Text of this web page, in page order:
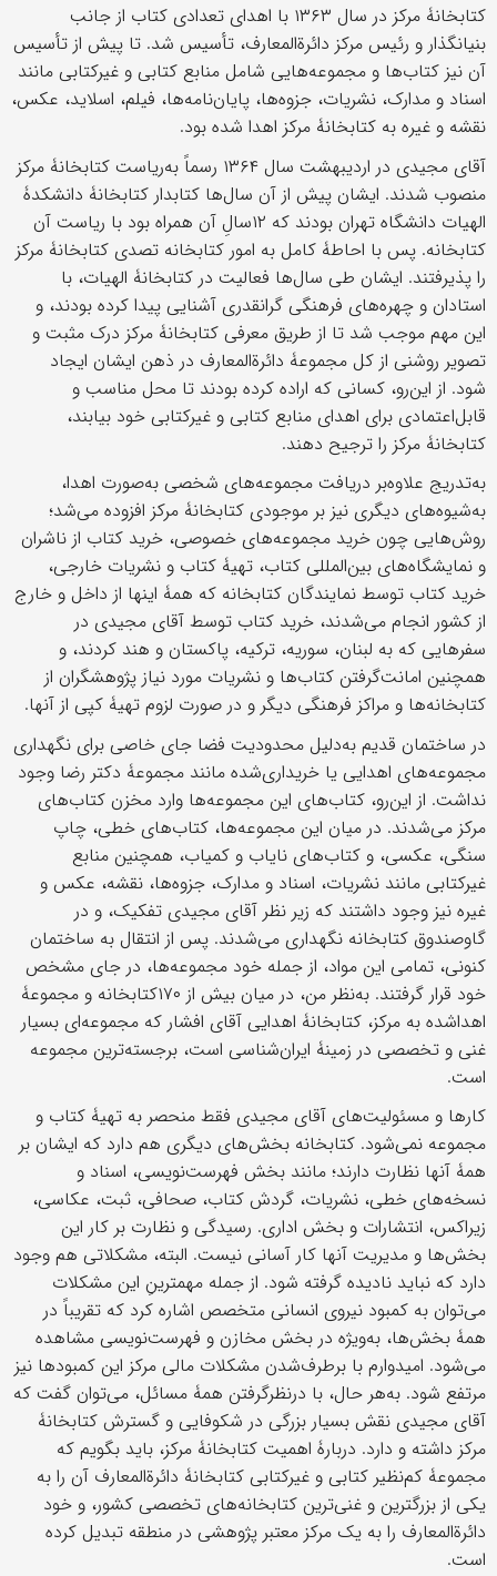
کتابخانۀ مرکز در سال ۱۳۶۳ با اهدای تعدادی کتاب از جانب
بنیانگذار و رئیس مرکز دائرةالمعارف، تأسیس شد. تا پیش از تأسیس
آن نیز کتاب‌ها و مجموعه‌هایی شامل منابع کتابی و غیرکتابی مانند
اسناد و مدارک، نشریات، جزوه‌ها، پایان‌نامه‌ها، فیلم، اسلاید، عکس،
نقشه و غیره به کتابخانۀ مرکز اهدا شده بود.
آقای مجیدی در اردیبهشت‌ سال ۱۳۶۴ رسماً به‌ریاست کتابخانۀ مرکز
منصوب شدند. ایشان پیش از آن سال‌ها کتابدار کتابخانۀ دانشکدۀ
الهیات دانشگاه تهران بودند که ۱۲سالِ آن همراه بود با ریاست آن
کتابخانه. پس با احاطۀ کامل به امور کتابخانه تصدی کتابخانۀ مرکز
را پذیرفتند. ایشان طی سال‌ها فعالیت در کتابخانۀ الهیات، با
استادان و چهره‌‎های فرهنگی گرا‌نقدری آشنایی پیدا کرده بودند، و
این مهم موجب شد تا از طریق معرفی کتابخانۀ مرکز درک مثبت و
تصویر روشنی از کل مجموعۀ دائرة‌المعارف در ذهن ایشان ایجاد
شود. از این‌رو، کسانی که اراده کرده بودند تا محل مناسب و
قابل‌اعتمادی برای اهدای منابع کتابی و غیرکتابی خود بیابند،
کتابخانۀ مرکز را ترجیح دهند.
به‌تدریج علاوه‌بر دریافت مجموعه‌های شخصی به‌صورت اهدا،
به‌شیوه‌های دیگری نیز بر موجودی کتابخانۀ مرکز افزوده می‌شد؛
روش‌هایی چون خرید مجموعه‌های خصوصی، خرید کتاب از ناشران
و نمایشگاه‌های بین‌المللی کتاب، تهیۀ کتاب و نشریات خارجی،
خرید کتاب توسط نمایندگان کتابخانه که همۀ اینها از داخل و خارج
از کشور انجام می‌شدند، خرید کتاب توسط آقای مجیدی در
سفرهایی که به لبنان، سوریه، ترکیه، پاکستان و هند کردند، و
همچنین امانت‌گرفتن کتاب‌ها و نشریات مورد نیاز پژوهشگران از
کتابخانه‌ها و مراکز فرهنگی دیگر و در صورت لزوم تهیۀ کپی از آنها.
در ساختمان قدیم به‌دلیل محدودیت فضا جای خاصی برای نگهداری
مجموعه‌های اهدایی یا خریداری‌شده مانند مجموعۀ دکتر رضا وجود
نداشت. از این‌رو، کتاب‌های این مجموعه‌ها وارد مخزن کتاب‌های
مرکز می‌شدند. در میان این مجموعه‌ها، کتاب‌‎های خطی، چاپ
سنگی، عکسی، و کتاب‌های نایاب و کمیاب، همچنین منابع
غیرکتابی مانند نشریات، اسناد و مدارک، جزوه‌ها، نقشه، عکس و
غیره نیز وجود داشتند که زیر نظر آقای مجیدی تفکیک، و در
گاوصندوق کتابخانه نگهداری می‌شدند. پس از انتقال به ساختمان
کنونی، تمامی این مواد، از جمله خود مجموعه‌ها، در ‌جای مشخص
خود قرار گرفتند. به‌‌نظر من، در میان بیش از ۱۷۰کتابخانه و مجموعۀ
اهداشده به مرکز، کتابخانۀ اهدایی آقای افشار که مجموعه‌ای بسیار
غنی و تخصصی در زمینۀ ایران‌شناسی است، برجسته‌ترین مجموعه
است.
کارها و مسئولیت‌های آقای مجیدی فقط منحصر به تهیۀ کتاب و
مجموعه نمی‌شود. کتابخانه بخش‌های دیگری هم دارد که ایشان بر
همۀ آنها نظارت دارند؛ مانند بخش فهرست‌نویسی، اسناد و
نسخه‌های خطی، نشریات، گردش کتاب، صحافی، ثبت، عکاسی،
زیراکس، انتشارات و بخش اداری. رسیدگی و نظارت بر کار این
بخش‌ها و مدیریت آنها کار آسانی نیست. البته، مشکلاتی هم وجود
دارد که نباید نادیده گرفته شود. از جمله مهمترینِ این مشکلات
می‌توان به کمبود نیروی انسانی متخصص اشاره کرد که تقریباً در
همۀ بخش‌ها، به‌ویژه در بخش مخازن و فهرست‌نویسی مشاهده
می‌شود. امیدوارم با برطرف‌شدن مشکلات مالی مرکز این کمبودها نیز
مرتفع شود. به‌هر حال، با درنظرگرفتن همۀ مسائل، می‌توان گفت که
آقای مجیدی نقش بسیار بزرگی در شکوفایی و گسترش کتابخانۀ
مرکز داشته و دارد. دربارۀ اهمیت کتابخانۀ مرکز، باید بگویم که
مجموعۀ کم‌نظیر کتابی و غیرکتابی کتابخانۀ دائرة‌المعارف آن را به
یکی از بزرگترین و غنی‌ترین کتابخانه‌های تخصصی کشور، و خود
دائرة‌المعارف را به یک مرکز معتبر پژوهشی در منطقه تبدیل کرده
است.